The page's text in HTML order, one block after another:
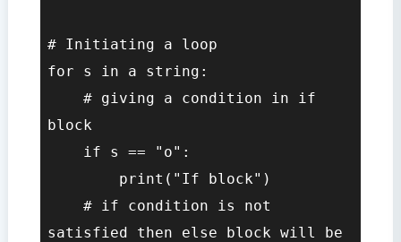
# Initiating a loop
for s in a string:
block
satisfied then else block will be